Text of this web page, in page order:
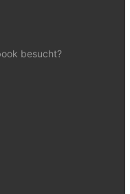
besucht?